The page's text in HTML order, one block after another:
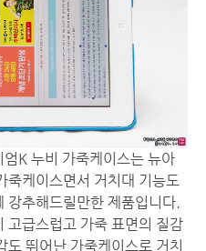
K 누비 가죽케이스는 뉴아
죽케이스면서 거치대 기능도
강추해드릴만한 제품입니다.
고급스럽고 가죽 표면의 질감
뛰어난 가죽케이스로 거치